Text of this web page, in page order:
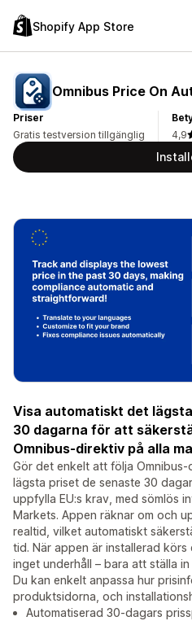
Shopify App Store
Omnibus Price On
Priser
Gratis testversion tillgänglig
4,9
Visa automatiskt det
30 dagarna för att
Omnibus-direktiv på alla
Gör det enkelt att följa
lägsta priset de senaste 30
uppfylla EU:s krav, med sömlös
Markets. Appen räknar om och
realtid, vilket automatiskt
tid. När appen är installerad
inget underhåll – bara att ställa
Du kan enkelt anpassa hur
produktsidorna, och
Automatiserad 30-dagars